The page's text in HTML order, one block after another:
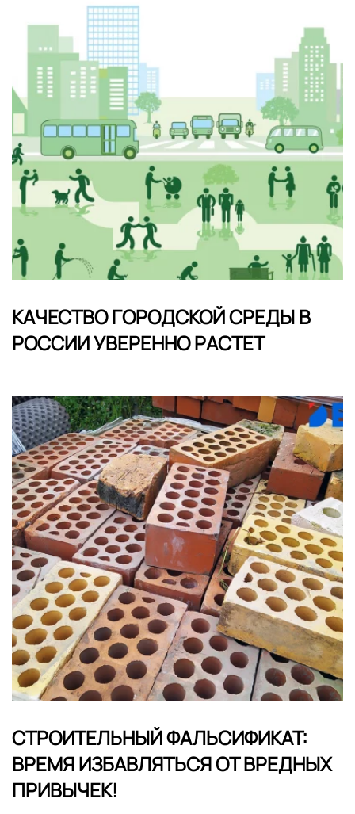
КАЧЕСТВО ГОРОДСКОЙ СРЕДЫ В
РОССИИ УВЕРЕННО РАСТЕТ
СТРОИТЕЛЬНЫЙ ФАЛЬСИФИКАТ:
ВРЕМЯ ИЗБАВЛЯТЬСЯ ОТ ВРЕДНЫХ
ПРИВЫЧЕК!